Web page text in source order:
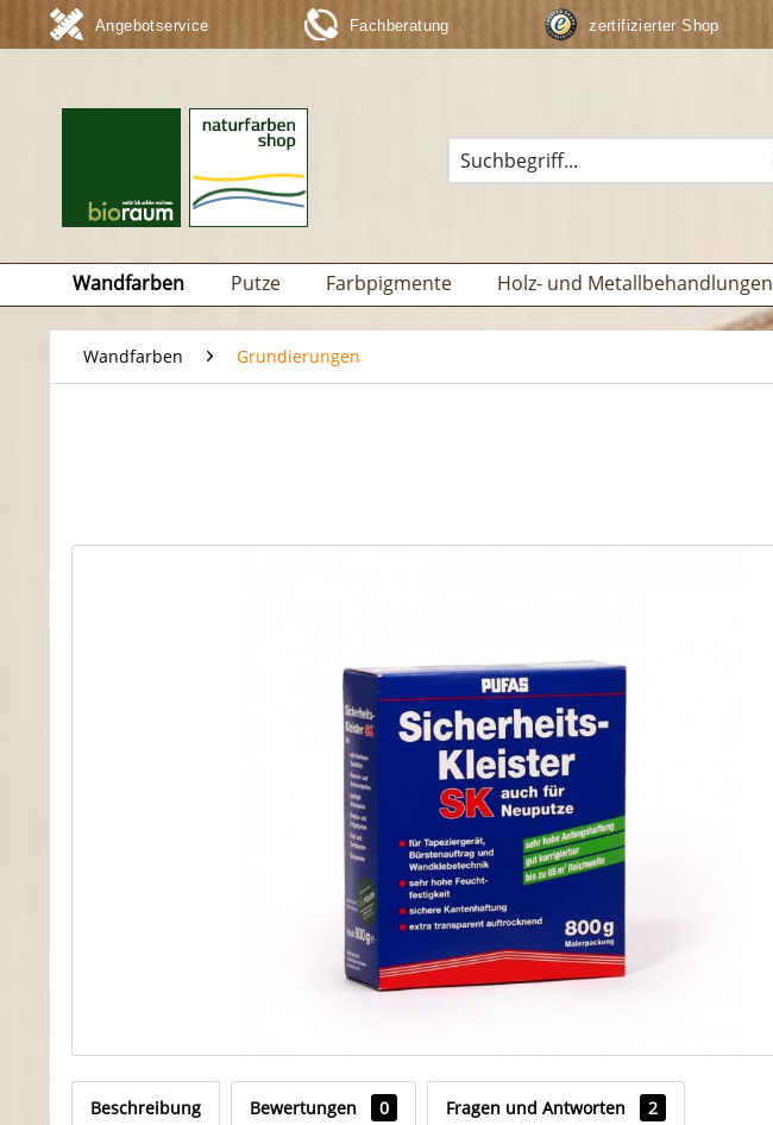
Angebotservice Fachberatung zertifizierter Shop
Wandfarben Putze Farbpigmente Holz- und Metallbehandlungen
Wandfarben Grundierungen
Beschreibung Bewertungen 0 Fragen und Antworten 2